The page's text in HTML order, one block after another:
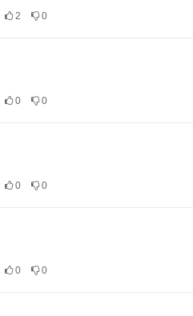
2 0
0 0
0 0
0 0